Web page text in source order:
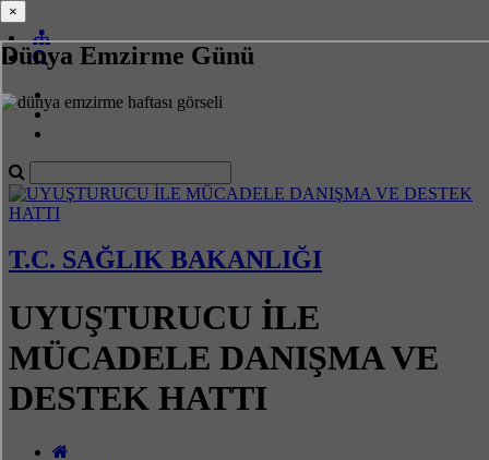
Dünya Emzirme Günü
T.C. SAĞLIK BAKANLIĞI
UYUŞTURUCU İLE
MÜCADELE DANIŞMA VE
DESTEK HATTI
×